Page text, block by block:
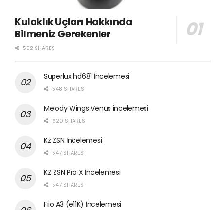
Kulaklık Uçları Hakkında
Bilmeniz Gerekenler
552 SHARES
Superlux hd681 İncelemesi
548 SHARES
Melody Wings Venus incelemesi
620 SHARES
Kz ZSN İncelemesi
547 SHARES
KZ ZSN Pro X İncelemesi
547 SHARES
Fiio A3 (e11K) İncelemesi